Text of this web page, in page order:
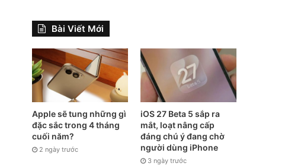
Bài Viết Mới
Apple sẽ tung những gì
đặc sắc trong 4 tháng
cuối năm?
2 ngày trước
iOS 27 Beta 5 sắp ra
mắt, loạt nâng cấp
đáng chú ý đang chờ
người dùng iPhone
3 ngày trước